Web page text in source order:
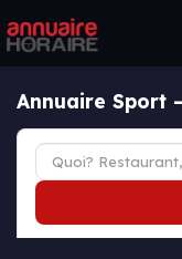
Annuaire Sport